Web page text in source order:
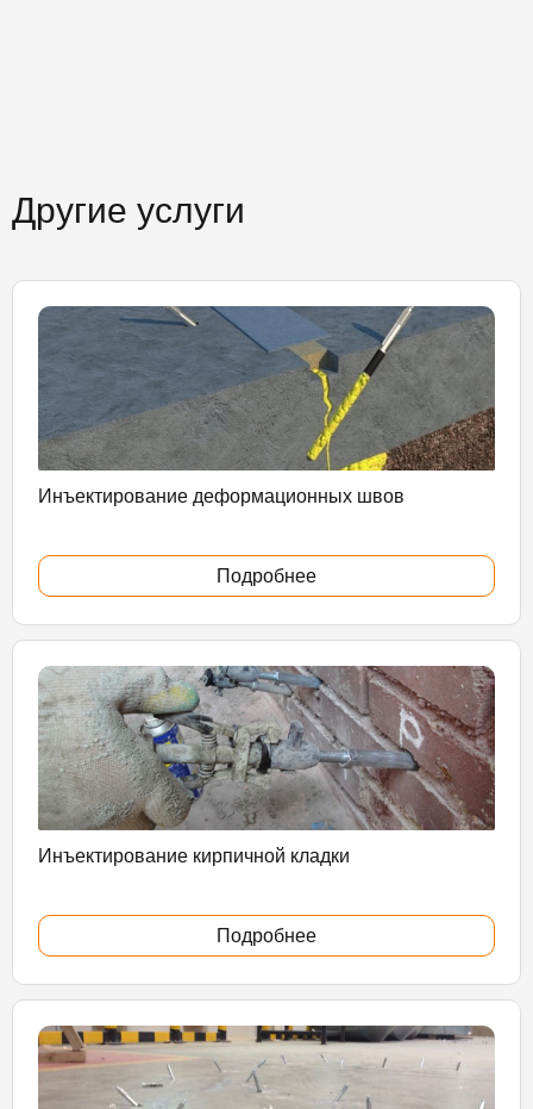
Другие услуги
Инъектирование деформационных швов
Подробнее
Инъектирование кирпичной кладки
Подробнее